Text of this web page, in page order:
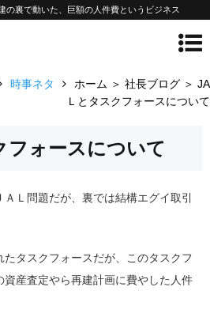
裏で動いた、巨額の人件費というビジネス
時事ネタ
ホーム ＞ 社長ブログ ＞ JA
Ｌとタスクフォースについて
フォースについて
Ｌ問題だが、裏では結構エグイ取引
タスクフォースだが、このタスクフ
資産査定やら再建計画に費やした人件